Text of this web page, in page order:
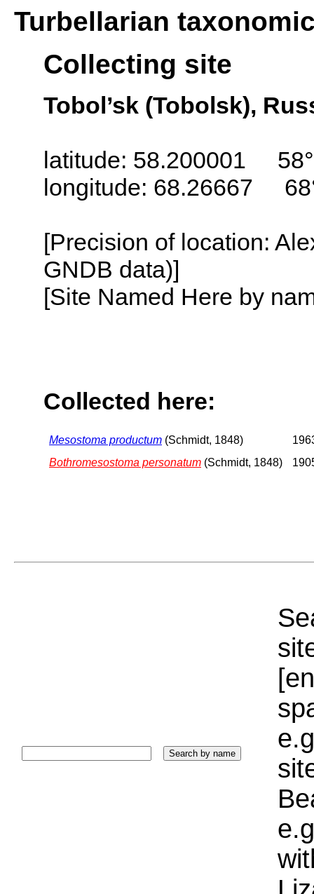
Turbellarian
Collecting site
Tobol’sk (Tobolsk),
latitude: 58.200001
longitude: 68.26667
[Precision of location:
GNDB data)]
[Site Named Here by
Collected here:
Mesostoma productum (Schmidt, 1848)
Bothromesostoma personatum (Schmidt, 1848)